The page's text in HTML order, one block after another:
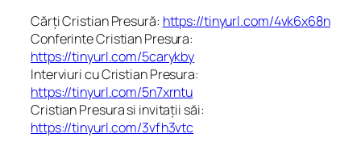
Cărți Cristian Presură: https://tinyurl.com/4vk6x68n
Conferinte Cristian Presura:
https://tinyurl.com/5carykby
Interviuri cu Cristian Presura:
https://tinyurl.com/5n7xrntu
Cristian Presura si invitații săi:
https://tinyurl.com/3vfh3vtc